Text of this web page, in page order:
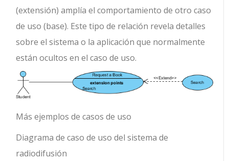
(extensión) amplía el comportamiento de otro caso
de uso (base). Este tipo de relación revela detalles
sobre el sistema o la aplicación que normalmente
están ocultos en el caso de uso.
Más ejemplos de casos de uso
Diagrama de caso de uso del sistema de
radiodifusión